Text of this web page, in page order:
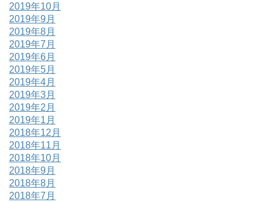
2019年10月
2019年9月
2019年8月
2019年7月
2019年6月
2019年5月
2019年4月
2019年3月
2019年2月
2019年1月
2018年12月
2018年11月
2018年10月
2018年9月
2018年8月
2018年7月